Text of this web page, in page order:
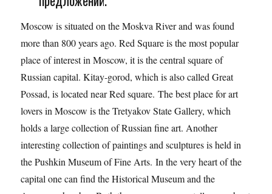
Moscow is situated on the Moskva River and was found
more than 800 years ago. Red Square is the most popular
place of interest in Moscow, it is the central square of
Russian capital. Kitay-gorod, which is also called Great
Possad, is located near Red square. The best place for art
lovers in Moscow is the Tretyakov State Gallery, which
holds a large collection of Russian fine art. Another
interesting collection of paintings and sculptures is held in
the Pushkin Museum of Fine Arts. In the very heart of the
capital one can find the Historical Museum and the